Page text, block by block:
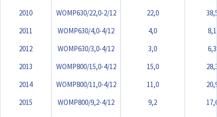
2010
WOMP630/22,0-2/12 22,0
2011
WOMP630/4,0-4/12 4,0
8,1
2012
WOMP630/3,0-4/12 3,0
6,3
2013
WOMP800/15,0-4/12 15,0
2014
WOMP800/11,0-4/12 11,0
2015
WOMP800/9,2-4/12 9,2